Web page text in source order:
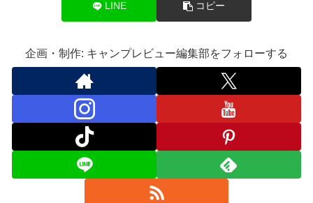
LINE コピー
企画・制作: キャンプレビュー編集部をフォローする